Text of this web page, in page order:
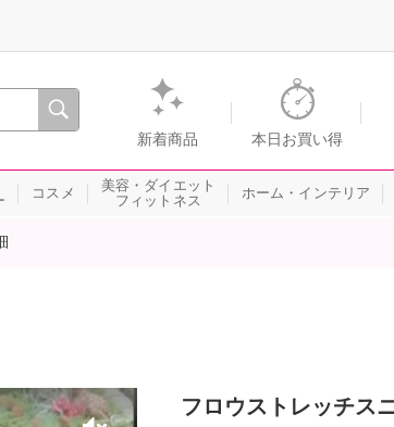
。通販・テレビショッピングのショップチャンネル
新着商品 本日お買い得
コスメ
美容・ダイエット
フィットネス
ホーム・インテリア
フロウストレッチス